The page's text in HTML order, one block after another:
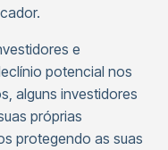
e
potencial nos
alguns investidores
próprias
protegendo as suas